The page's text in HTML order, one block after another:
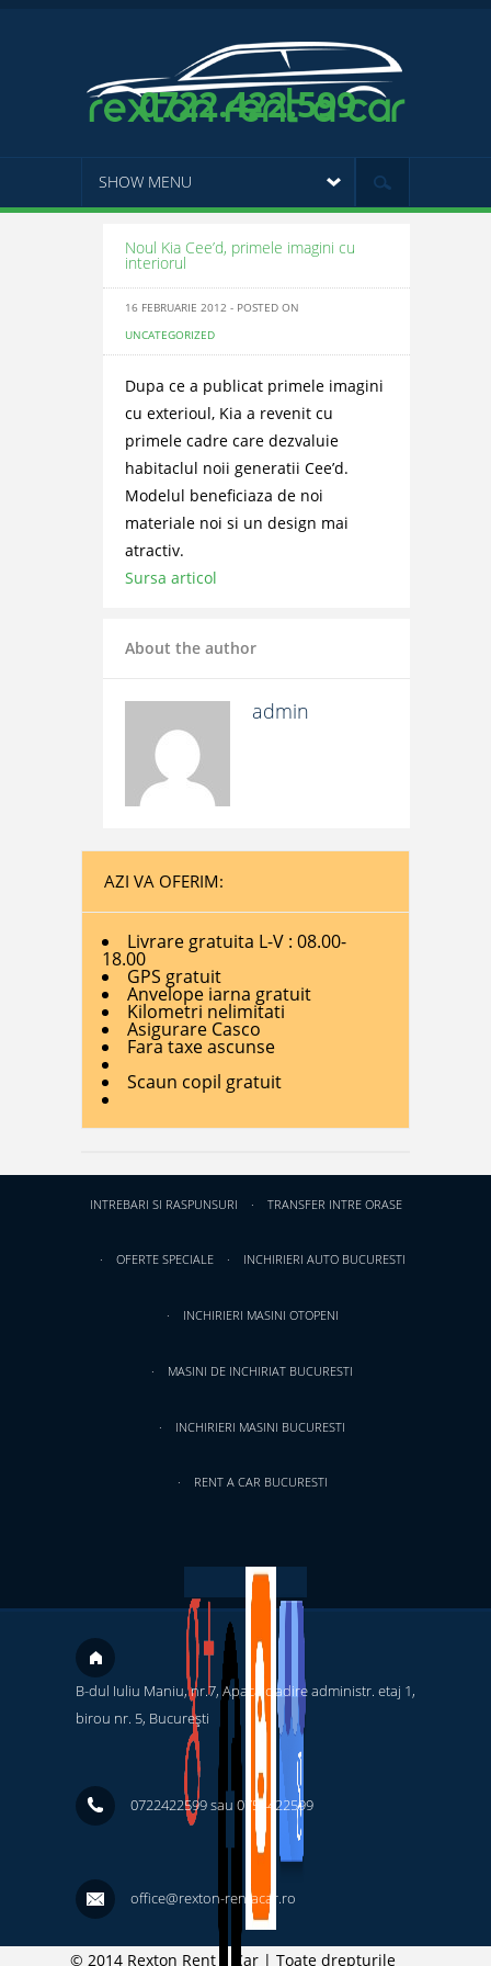
0722.422.599
SHOW MENU
Noul Kia Cee’d, primele imagini cu
interiorul
16 FEBRUARIE 2012 - POSTED ON
UNCATEGORIZED
Dupa ce a publicat primele imagini
cu exterioul, Kia a revenit cu
primele cadre care dezvaluie
habitaclul noii generatii Cee’d.
Modelul beneficiaza de noi
materiale noi si un design mai
atractiv.
Sursa articol
About the author
admin
AZI VA OFERIM:
Livrare gratuita L-V : 08.00-
18.00
GPS gratuit
Anvelope iarna gratuit
Kilometri nelimitati
Asigurare Casco
Fara taxe ascunse
Scaun copil gratuit
INTREBARI SI RASPUNSURI TRANSFER INTRE ORASE
OFERTE SPECIALE INCHIRIERI AUTO BUCURESTI
INCHIRIERI MASINI OTOPENI
MASINI DE INCHIRIAT BUCURESTI
INCHIRIERI MASINI BUCURESTI
RENT A CAR BUCURESTI
B-dul Iuliu Maniu, nr.7, Apaca cladire administr. etaj 1,
birou nr. 5, București ‎
0722422599 sau 0754422599
office@rexton-rentacar.ro
© 2014 Rexton Rent a Car | Toate drepturile